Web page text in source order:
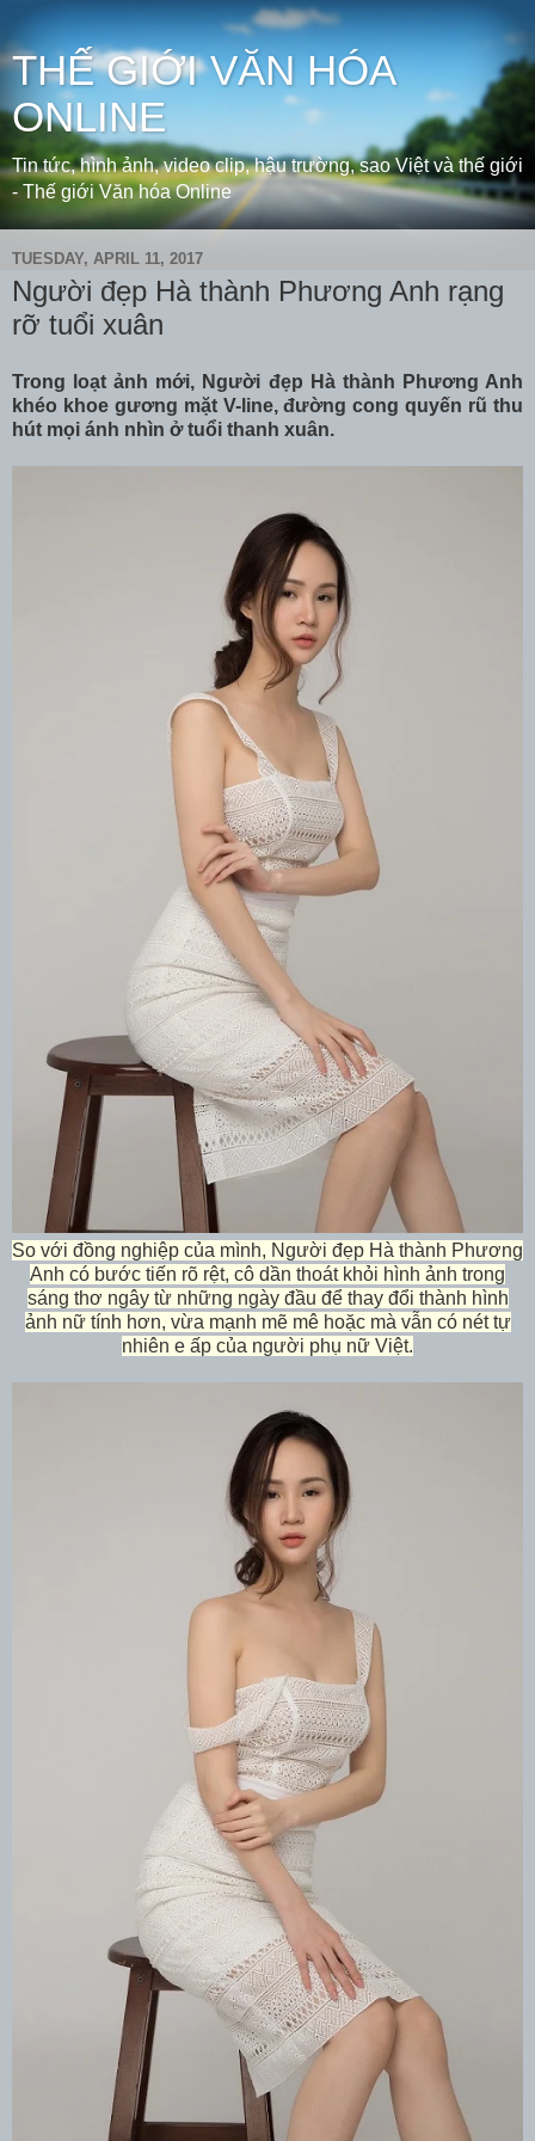
THẾ GIỚI VĂN HÓA
ONLINE
Tin tức, hình ảnh, video clip, hậu trường, sao Việt và thế giới
- Thế giới Văn hóa Online
TUESDAY, APRIL 11, 2017
Người đẹp Hà thành Phương Anh rạng
rỡ tuổi xuân
Trong loạt ảnh mới, Người đẹp Hà thành Phương Anh
khéo khoe gương mặt V-line, đường cong quyến rũ thu
hút mọi ánh nhìn ở tuổi thanh xuân.
So với đồng nghiệp của mình, Người đẹp Hà thành Phương
Anh có bước tiến rõ rệt, cô dần thoát khỏi hình ảnh trong
sáng thơ ngây từ những ngày đầu để thay đổi thành hình
ảnh nữ tính hơn, vừa mạnh mẽ mê hoặc mà vẫn có nét tự
nhiên e ấp của người phụ nữ Việt.